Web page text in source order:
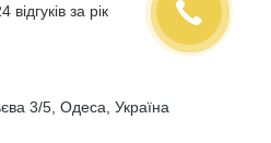
за рік
3/5, Одеса, Україна